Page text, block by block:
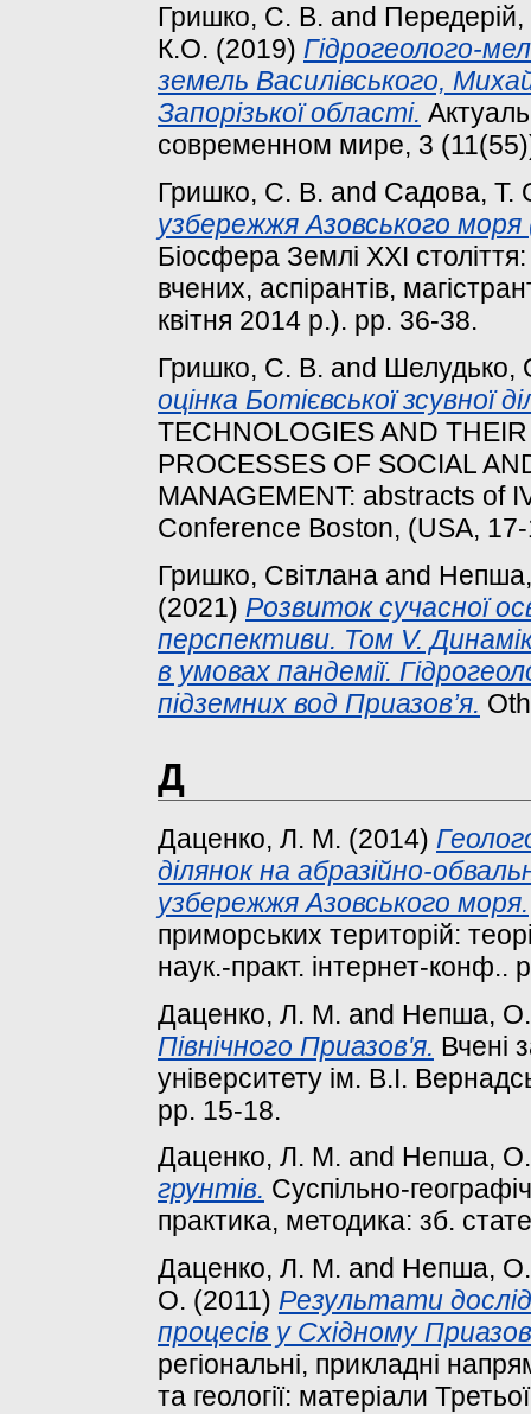
Гришко, С. В. and
К.О. (2019) Гідрогеолого-
земель Василівського,
Запорізької області.
современном мире, 3
Гришко, С. В. and Садова, Т.
узбережжя Азовського моря
Біосфера Землі ХХІ
вчених, аспірантів,
квітня 2014 р.). pp. 36-38.
Гришко, С. В. and Шелудько,
оцінка Ботієвської зсувної
TECHNOLOGIES AND
PROCESSES OF SOCIAL
MANAGEMENT: abstracts of
Conference Boston, (USA,
Гришко, Світлана and
(2021) Розвиток сучасної
перспективи. Том V.
в умовах пандемії.
підземних вод Приазов’я.
Д
Даценко, Л. М. (2014)
ділянок на абразійно-
узбережжя Азовського моря.
приморських територій:
наук.-практ. інтернет-конф..
Даценко, Л. М. and Непша,
Північного Приазов'я. Вчені
університету ім. В.І.
pp. 15-18.
Даценко, Л. М. and Непша,
грунтів. Суспільно-
практика, методика: зб.
Даценко, Л. М. and Непша,
О. (2011) Результати
процесів у Східному
регіональні, прикладні
та геології: матеріали